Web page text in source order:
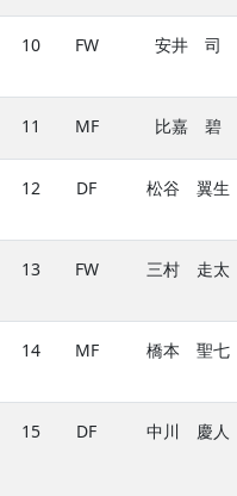
10 FW 安井 司
11 MF 比嘉 碧
12 DF 松谷 翼生
13 FW 三村 走太
14 MF 橋本 聖七
15 DF 中川 慶人